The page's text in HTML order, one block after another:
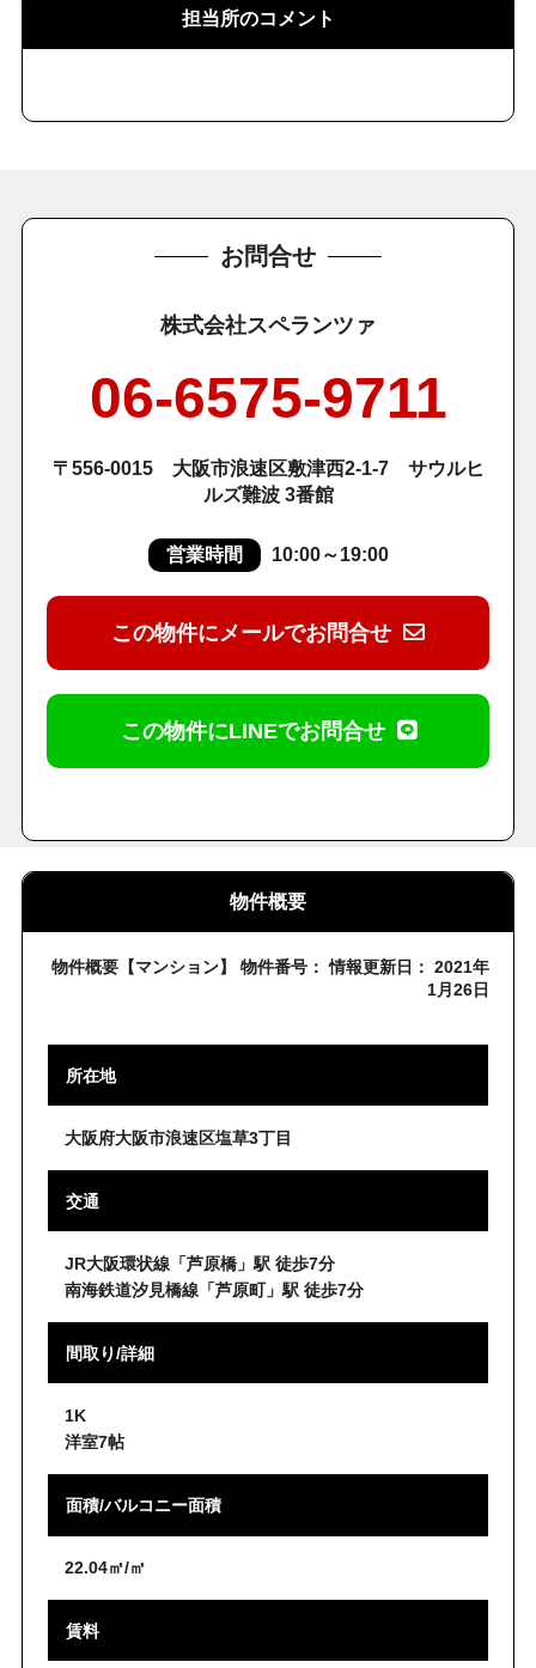
担当所のコメント
お問合せ
株式会社スペランツァ
06-6575-9711
〒556-0015 大阪市浪速区敷津西2-1-7 サウルヒ
ルズ難波 3番館
営業時間 10:00～19:00
この物件にメールでお問合せ
この物件にLINEでお問合せ
物件概要
物件概要【マンション】 物件番号： 情報更新日： 2021年
1月26日
所在地
大阪府大阪市浪速区塩草3丁目
交通
JR大阪環状線「芦原橋」駅 徒歩7分
南海鉄道汐見橋線「芦原町」駅 徒歩7分
間取り/詳細
1K
洋室7帖
面積/バルコニー面積
22.04㎡/㎡
賃料